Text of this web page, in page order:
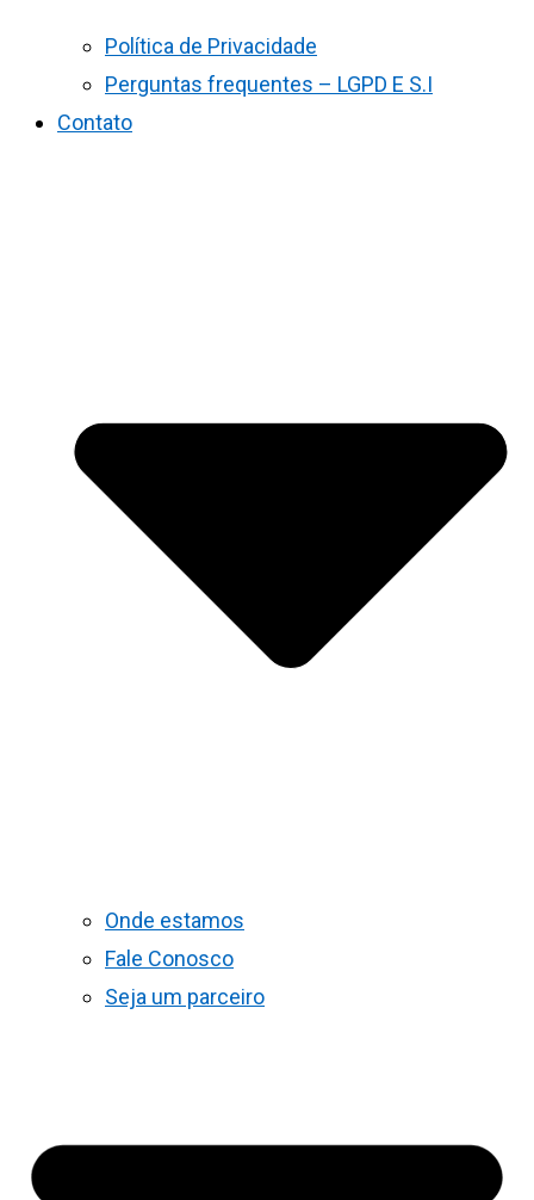
Política de Privacidade
Perguntas frequentes – LGPD E S.I
Contato
Onde estamos
Fale Conosco
Seja um parceiro